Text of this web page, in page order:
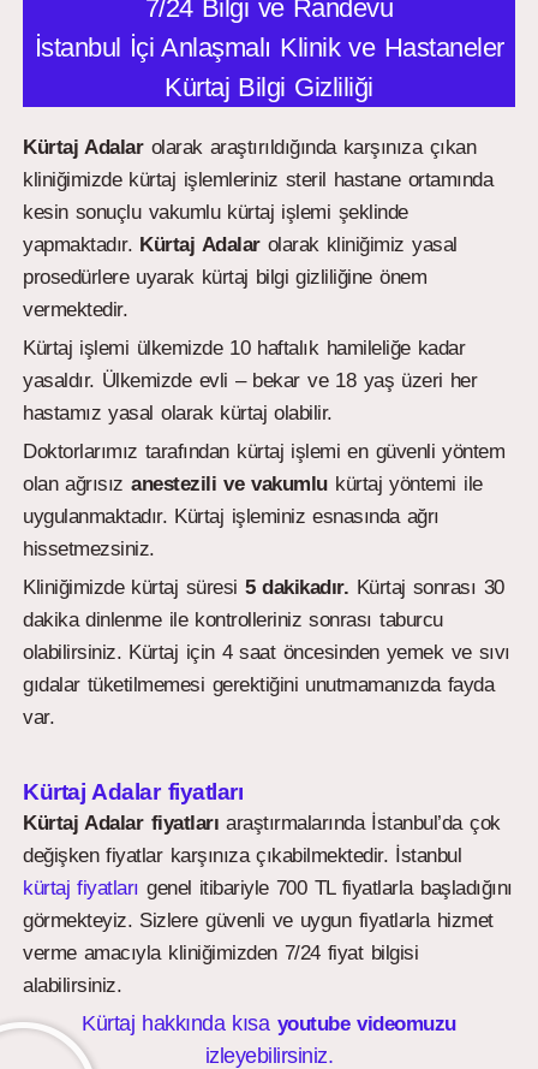
7/24 Bilgi ve Randevu
İstanbul İçi Anlaşmalı Klinik ve Hastaneler
Kürtaj Bilgi Gizliliği
Kürtaj Adalarolarak araştırıldığında karşınıza çıkan
kliniğimizde kürtaj işlemleriniz steril hastane ortamında
kesin sonuçlu vakumlu kürtaj işlemi şeklinde
yapmaktadır. Kürtaj Adalarolarak kliniğimiz yasal
prosedürlere uyarak kürtaj bilgi gizliliğine önem
vermektedir.
Kürtaj işlemi ülkemizde 10 haftalık hamileliğe kadar
yasaldır. Ülkemizde evli – bekar ve 18 yaş üzeri her
hastamız yasal olarak kürtaj olabilir.
Doktorlarımız tarafından kürtaj işlemi en güvenli yöntem
olan ağrısızanestezili ve vakumlukürtaj yöntemi ile
uygulanmaktadır. Kürtaj işleminiz esnasında ağrı
hissetmezsiniz.
Kliniğimizde kürtaj süresi 5 dakikadır. Kürtaj sonrası 30
dakika dinlenme ile kontrolleriniz sonrası taburcu
olabilirsiniz. Kürtaj için 4 saat öncesinden yemek ve sıvı
gıdalar tüketilmemesi gerektiğini unutmamanızda fayda
var.
Kürtaj Adalar fiyatları
Kürtaj Adalar fiyatları araştırmalarında İstanbul’da çok
değişken fiyatlar karşınıza çıkabilmektedir. İstanbul
kürtaj fiyatları genel itibariyle 700 TL fiyatlarla başladığını
görmekteyiz. Sizlere güvenli ve uygun fiyatlarla hizmet
verme amacıyla kliniğimizden 7/24 fiyat bilgisi
alabilirsiniz.
Kürtaj hakkında kısa youtube videomuzu
izleyebilirsiniz.